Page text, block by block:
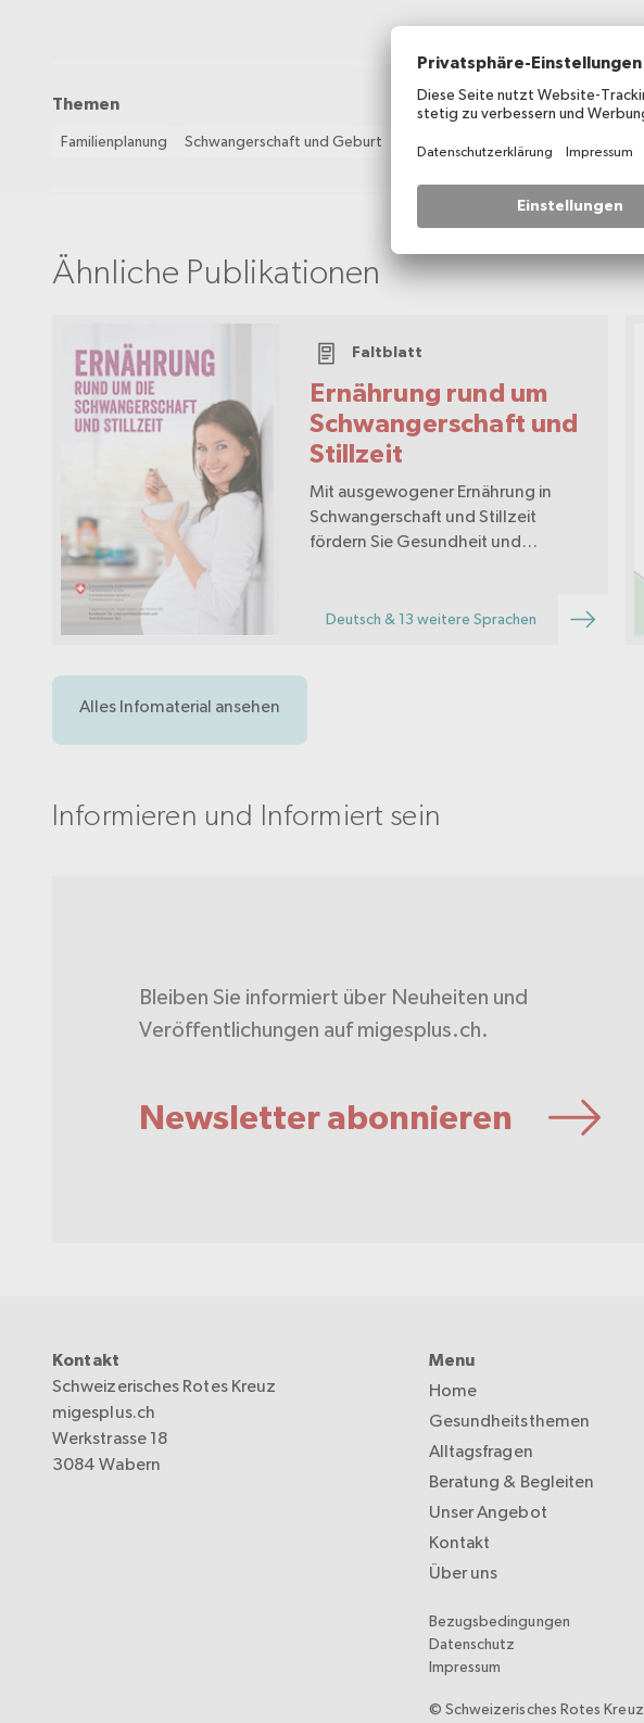
Themen
Familienplanung Schwangerschaft und Geburt
Ähnliche Publikationen
Ernährung rund um
Schwangerschaft und
Stillzeit
Faltblatt
Mit ausgewogener Ernährung in
Schwangerschaft und Stillzeit
fördern Sie Gesundheit und
Deutsch & 13 weitere Sprachen
Alles Infomaterial ansehen
Informieren und Informiert sein
Bleiben Sie informiert über Neuheiten und
Veröffentlichungen auf migesplus.ch.
Newsletter abonnieren
Kontakt
Schweizerisches Rotes Kreuz
migesplus.ch
Werkstrasse 18
3084 Wabern
Menu
Home
Gesundheitsthemen
Alltagsfragen
Beratung & Begleiten
Unser Angebot
Kontakt
Über uns
Bezugsbedingungen
Datenschutz
Impressum
© Schweizerisches Rotes Kreuz